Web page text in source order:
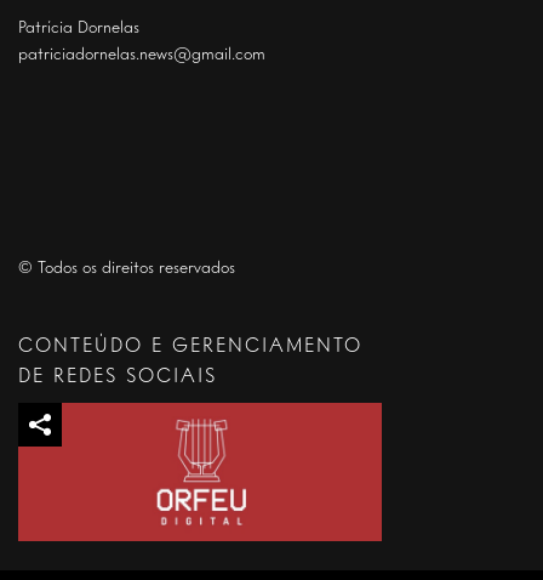
Patrícia Dornelas
patriciadornelas.news@gmail.com
© Todos os direitos reservados
CONTEÚDO E GERENCIAMENTO
DE REDES SOCIAIS